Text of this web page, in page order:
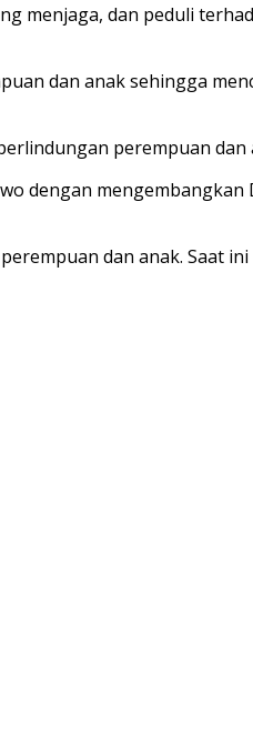
menjaga, dan peduli
dan anak sehingga
perempuan dan
dengan
dan anak. Saat